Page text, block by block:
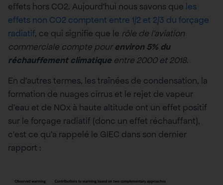
effets hors CO2. Aujourd’hui nous savons que les
effets non CO2 comptent entre 1/2 et 2/3 du forçage
radiatif, ce qui signifie que le rôle de l’aviation
commerciale compte pourenviron 5% du
réchauffement climatique entre 2000 et 2018.
En d’autres termes, les traînées de condensation, la
formation de nuages cirrus et le rejet de vapeur
d’eau et de NOx à haute altitude ont un effet positif
sur le forçage radiatif (donc un effet réchauffant),
c’est ce qu’a rappelé le GIEC dans son dernier
rapport :